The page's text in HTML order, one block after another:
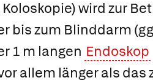
wird zur
bis zum Blinddarm
1 m langen Endoskop
allem länger als das